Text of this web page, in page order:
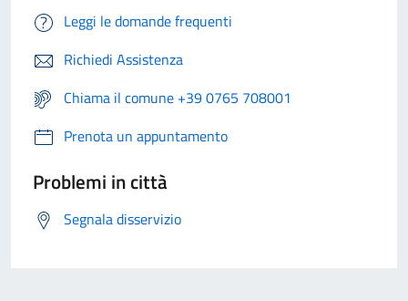
Leggi le domande frequenti
Richiedi Assistenza
Chiama il comune +39 0765 708001
Prenota un appuntamento
Problemi in città
Segnala disservizio